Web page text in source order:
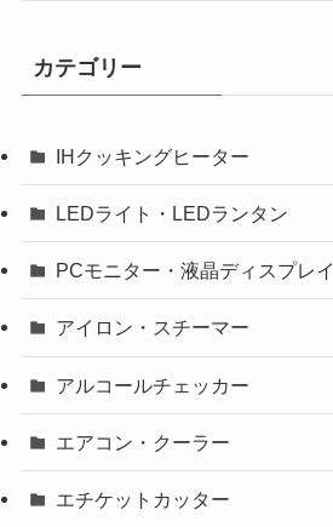
カテゴリー
IHクッキングヒーター
LEDライト・LEDランタン
PCモニター・液晶ディスプレイ
アイロン・スチーマー
アルコールチェッカー
エアコン・クーラー
エチケットカッター